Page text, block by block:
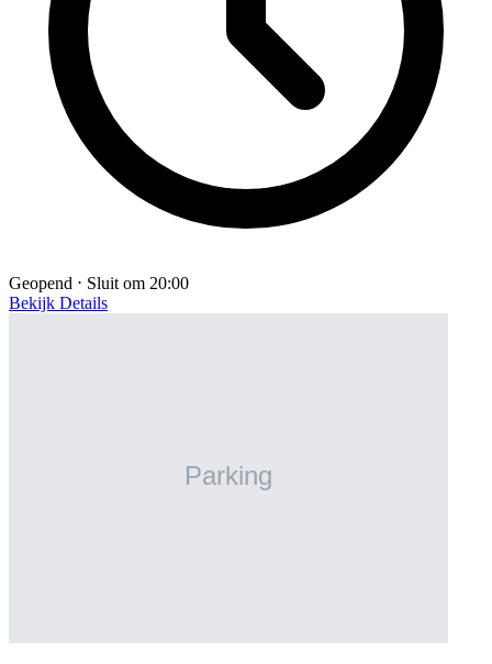
Geopend ⋅ Sluit om 20:00
Bekijk Details